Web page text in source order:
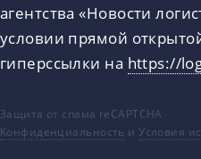
агентства «Новости
условии прямой
гиперссылки на https://
Защита от спама reCAPTCHA
Конфиденциальность иУсловия